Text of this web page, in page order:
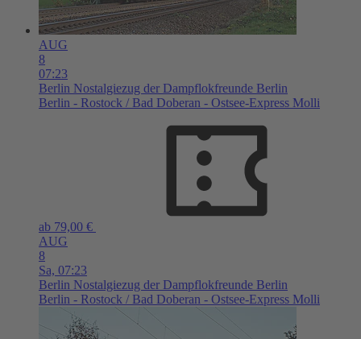
AUG
8
07:23
Berlin Nostalgiezug der Dampflokfreunde Berlin
Berlin - Rostock / Bad Doberan - Ostsee-Express Molli
ab 79,00 €
AUG
8
Sa, 07:23
Berlin Nostalgiezug der Dampflokfreunde Berlin
Berlin - Rostock / Bad Doberan - Ostsee-Express Molli